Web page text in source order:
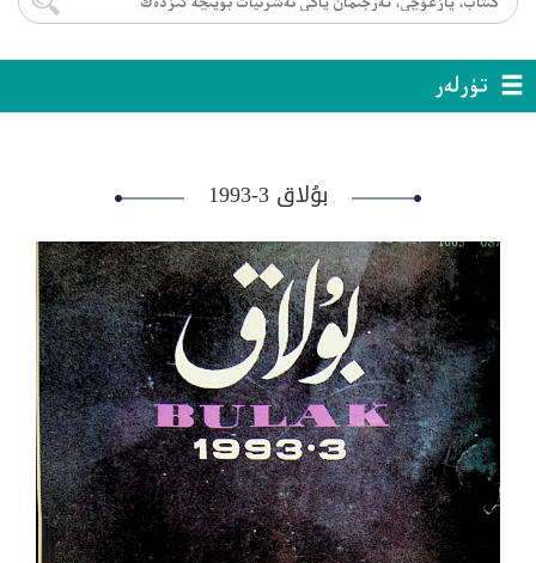
تۈرلەر
بۇلاق 3-1993